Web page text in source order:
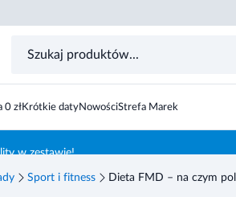
0 złKrótkie datyNowościStrefa Marek
w zestawie!
Sport i fitness Dieta FMD – na czym